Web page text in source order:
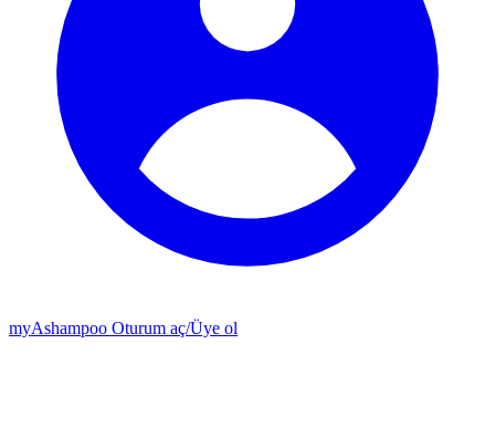
myAshampoo Oturum aç/Üye ol